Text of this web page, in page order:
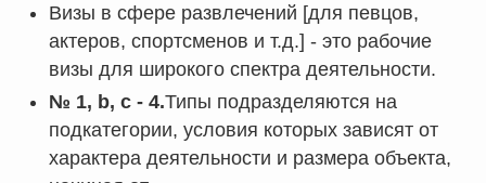
Визы в сфере развлечений [для певцов,
актеров, спортсменов и т.д.] - это рабочие
визы для широкого спектра деятельности.
№ 1, b, c - 4.Типы подразделяются на
подкатегории, условия которых зависят от
характера деятельности и размера объекта,